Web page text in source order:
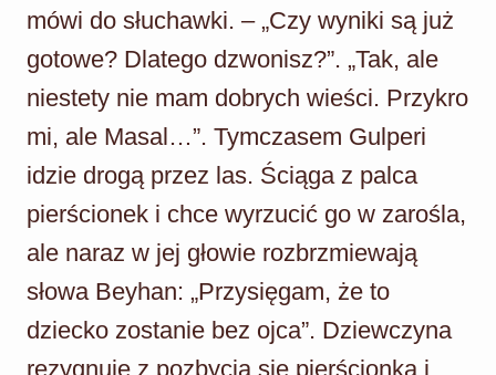
mówi do słuchawki. – „Czy wyniki są już
gotowe? Dlatego dzwonisz?”. „Tak, ale
niestety nie mam dobrych wieści. Przykro
mi, ale Masal…”. Tymczasem Gulperi
idzie drogą przez las. Ściąga z palca
pierścionek i chce wyrzucić go w zarośla,
ale naraz w jej głowie rozbrzmiewają
słowa Beyhan: „Przysięgam, że to
dziecko zostanie bez ojca”. Dziewczyna
rezygnuje z pozbycia się pierścionka i